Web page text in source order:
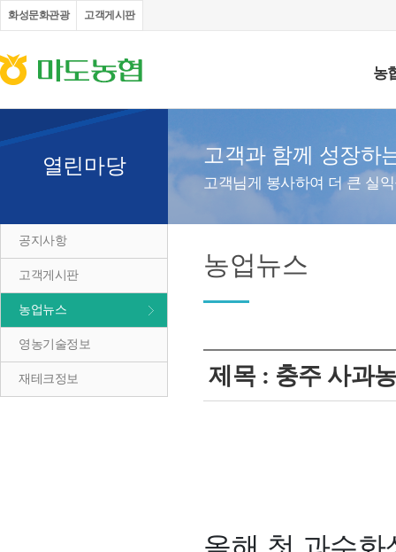
화성문화관광 고객게시판
농
고객과 함께 성장하
고객님게 봉사하여 더 큰 실
열린마당
공지사항
고객게시판
농업뉴스
영농기술정보
재테크정보
농업뉴스
제목 : 충주 사과